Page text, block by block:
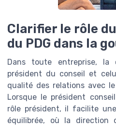
Clarifier le rôle
du PDG dans la
Dans toute entreprise,
président du conseil et
qualité des relations avec
Lorsque le président
rôle président, il facilite
équilibrée, où la direction